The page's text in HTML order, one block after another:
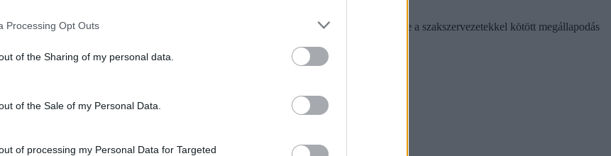
Processing Opt Outs
of the Sharing of my personal data.
of the Sale of my Personal Data.
of processing my Personal Data for Targeted
pedagógus-életpályamodellhez illeszkedő minősítés jelenlegi szabályozását, és tartsa be a szakszervezetekkel kötött megállapodás